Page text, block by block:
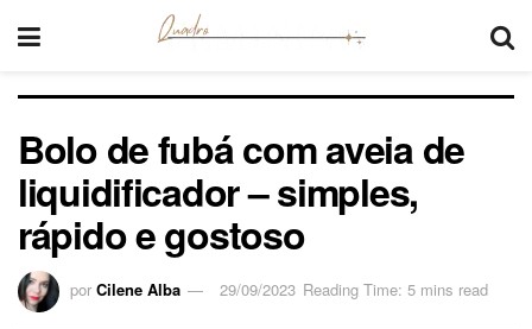
Bolo de fubá com aveia de
liquidificador – simples,
rápido e gostoso
por Cilene Alba 29/09/2023 Reading Time: 5 mins read